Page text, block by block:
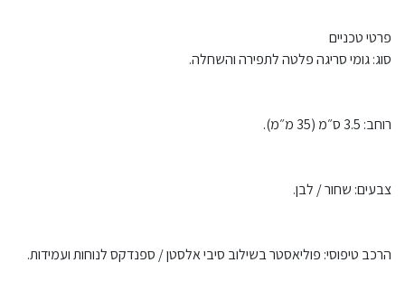
פרטי טכניים
סוג: גומי סריגה פלטה לתפירה והשחלה.
רוחב: 3.5 ס״מ (35 מ״מ).
צבעים: שחור / לבן.
הרכב טיפוסי: פוליאסטר בשילוב סיבי אלסטן / ספנדקס לנוחות ועמידות.